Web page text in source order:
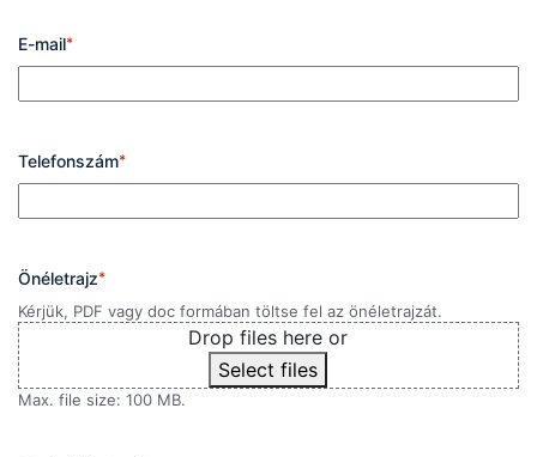
E-mail*
Telefonszám*
Önéletrajz*
Kérjük, PDF vagy doc formában töltse fel az önéletrajzát.
Drop files here or
Select files
Max. file size: 100 MB.